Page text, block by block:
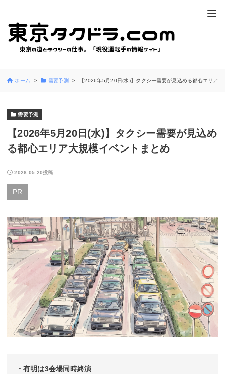
ホーム 需要予測 【2026年5月20日(水)】タクシー需要が見込める都心エリア
需要予測
【2026年5月20日(水)】タクシー需要が見込め
る都心エリア大規模イベントまとめ
2026.05.20投稿
PR
・有明は3会場同時終演